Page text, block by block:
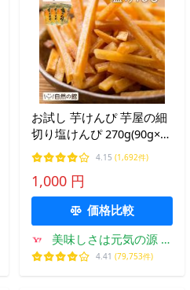
お試し 芋けんぴ 芋屋の細
切り塩けんぴ 270g(90g×3
袋) スイーツ 南国製菓 水
車屋 銘菓 爆買
4.15 (1,692件)
1,000 円
価格比較
美味しさは元気の源 自
然の館
4.41 (79,753件)